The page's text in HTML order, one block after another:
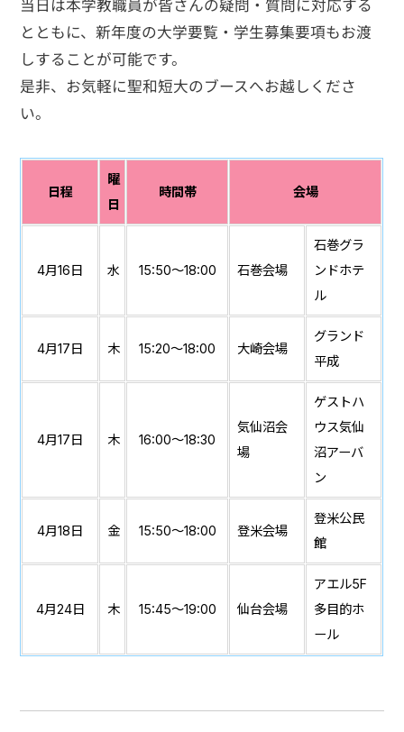
当日は本学教職員が皆さんの疑問・質問に対応する
とともに、新年度の大学要覧・学生募集要項もお渡
しすることが可能です。
是非、お気軽に聖和短大のブースへお越しくださ
い。
日程
曜
日
時間帯 会場
4月16日 水 15:50～18:00 石巻会場
石巻グラ
ンドホテ
ル
4月17日 木 15:20～18:00 大崎会場
グランド
平成
4月17日 木 16:00～18:30
気仙沼会
場
ゲストハ
ウス気仙
沼アーバ
ン
4月18日 金 15:50～18:00 登米会場
登米公民
館
4月24日 木 15:45～19:00 仙台会場
アエル5F
多目的ホ
ール